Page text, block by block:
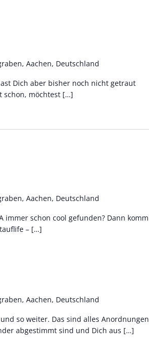
Aachen, Deutschland
Dich aber bisher noch nicht getraut
schon, möchtest […]
Aachen, Deutschland
immer schon cool gefunden? Dann komm
– […]
Aachen, Deutschland
so weiter. Das sind alles Anordnungen
abgestimmt sind und Dich aus […]